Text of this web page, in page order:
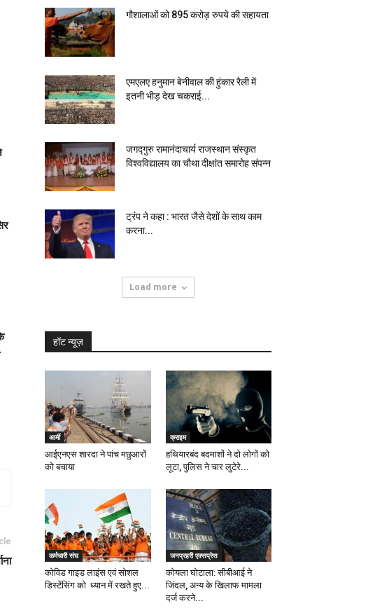
गौशालाओं को 895 करोड़ रुपये की सहायता
एमएलए हनुमान बेनीवाल की हुंकार रैली में
इतनी भीड़ देख चकराई...
जगद्गुरु रामानंदाचार्य राजस्थान संस्कृत
विश्वविद्यालय का चौथा दीक्षांत समारोह संपन्न
ट्रंप ने कहा : भारत जैसे देशों के साथ काम
करना...
Load more
हॉट न्यूज़
आर्मी
आईएनएस शारदा ने पांच मछुआरों
को बचाया
क्राइम
हथियारबंद बदमाशों ने दो लोगों को
लूटा, पुलिस ने चार लुटेरे...
कर्मचारी संघ
कोविड गाइड लाइंस एवं सोशल
डिस्टेंसिंग को ध्यान में रखते हुए...
जनप्रहरी एक्सप्रेस
कोयला घोटाला: सीबीआई ने
जिंदल, अन्य के खिलाफ मामला
दर्ज करने...